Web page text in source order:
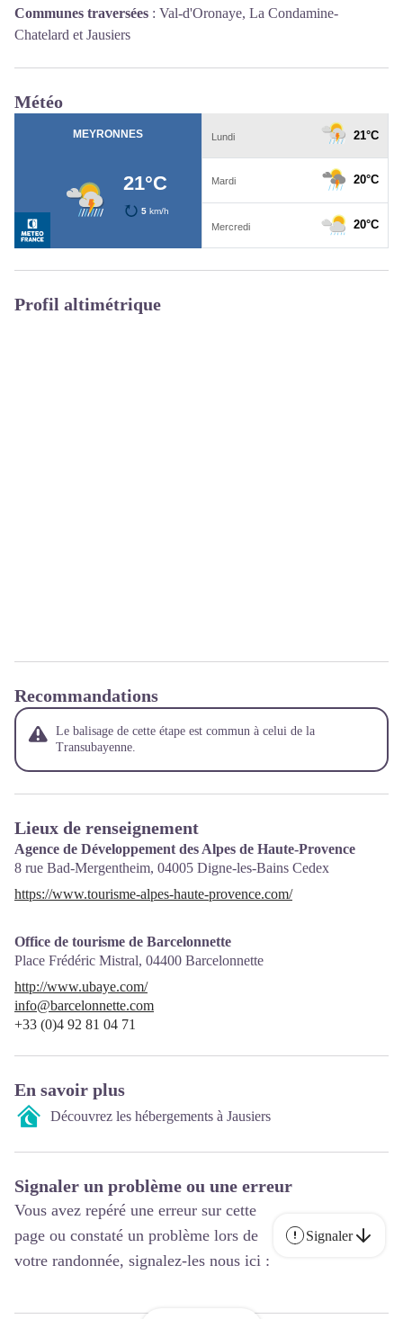
Communes traversées : Val-d'Oronaye, La Condamine-
Chatelard et Jausiers
Météo
Profil altimétrique
Recommandations
Le balisage de cette étape est commun à celui de la
Transubayenne.
Lieux de renseignement
Agence de Développement des Alpes de Haute-Provence
8 rue Bad-Mergentheim, 04005 Digne-les-Bains Cedex
https://www.tourisme-alpes-haute-provence.com/
Office de tourisme de Barcelonnette
Place Frédéric Mistral, 04400 Barcelonnette
http://www.ubaye.com/
info@barcelonnette.com
+33 (0)4 92 81 04 71
En savoir plus
Découvrez les hébergements à Jausiers
Signaler un problème ou une erreur
Vous avez repéré une erreur sur cette
page ou constaté un problème lors de
votre randonnée, signalez-les nous ici :
Signaler